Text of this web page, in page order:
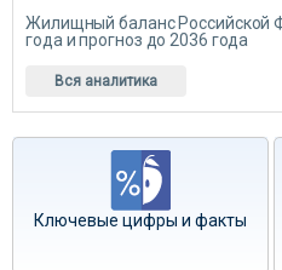
Жилищный баланс Российской
года и прогноз до 2036 года
Вся аналитика
Ключевые цифры и факты